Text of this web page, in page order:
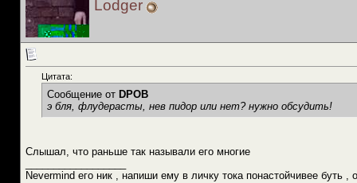
Lodger
Цитата:
Сообщение от DPOB
э бля, флудерасты, нев пидор или нет? нужно обсудить!
Слышал, что раньше так называли его многие
Nevermind его ник , напиши ему в личку тока понастойчивее буть